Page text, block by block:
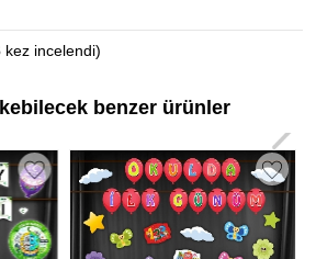
kez incelendi)
benzer ürünler